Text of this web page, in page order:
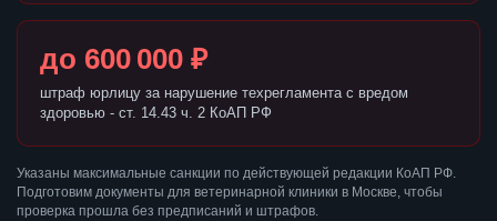
до 600 000 ₽
штраф юрлицу за нарушение техрегламента с вредом
здоровью - ст. 14.43 ч. 2 КоАП РФ
Указаны максимальные санкции по действующей редакции КоАП РФ.
Подготовим документы для ветеринарной клиники в Москве, чтобы
проверка прошла без предписаний и штрафов.